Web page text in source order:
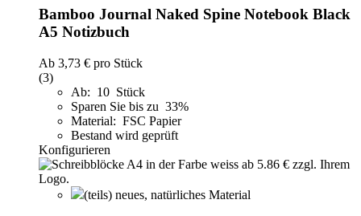
Bamboo Journal Naked Spine Notebook Black
A5 Notizbuch
Ab 3,73 € pro Stück
(3)
Ab: 10 Stück
Sparen Sie bis zu 33%
Material: FSC Papier
Bestand wird geprüft
Konfigurieren
(teils) neues, natürliches Material